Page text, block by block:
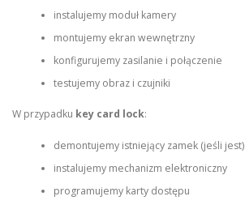
instalujemy moduł kamery
montujemy ekran wewnętrzny
konfigurujemy zasilanie i połączenie
testujemy obraz i czujniki
W przypadku key card lock:
demontujemy istniejący zamek (jeśli jest)
instalujemy mechanizm elektroniczny
programujemy karty dostępu